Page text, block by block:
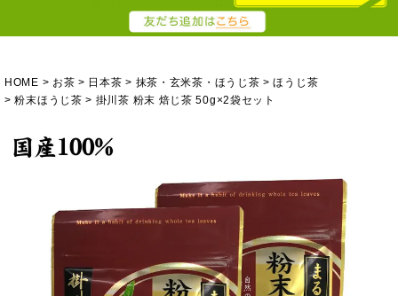
HOME お茶 日本茶 抹茶・玄米茶・ほうじ茶
ほうじ茶
粉末ほうじ茶
掛川茶 粉末 焙じ茶 50g×2袋セット